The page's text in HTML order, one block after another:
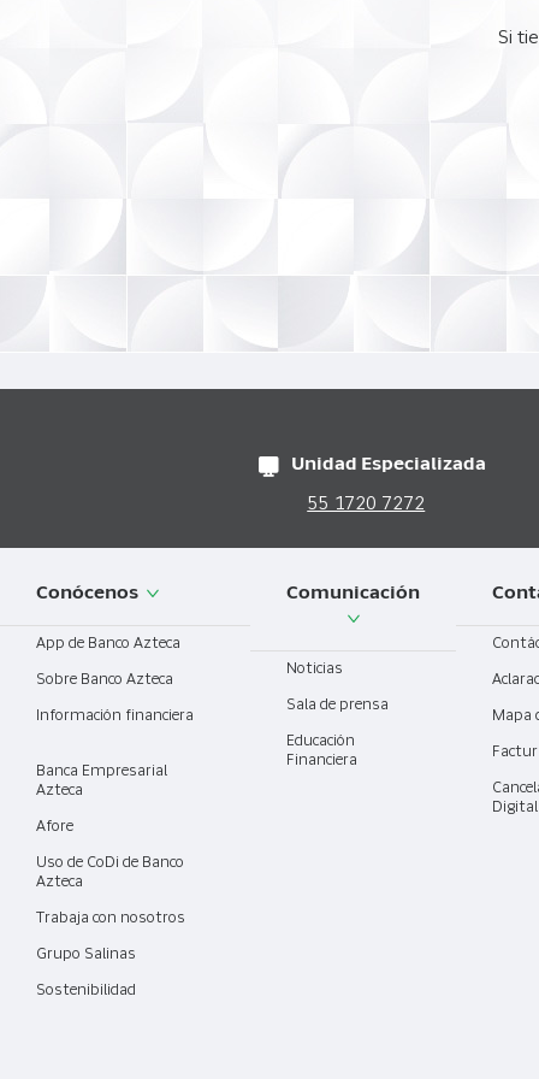
Si
Unidad Especializada
55 1720 7272
Conócenos
App de Banco Azteca
Sobre Banco Azteca
Información financiera
Banca Empresarial
Azteca
Afore
Uso de CoDi de Banco
Azteca
Trabaja con nosotros
Grupo Salinas
Sostenibilidad
Comunicación
Noticias
Sala de prensa
Educación
Financiera
Mapa